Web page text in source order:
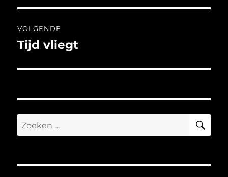
VOLGENDE
Volgend
Tijd vliegt
Zoeken
naar: